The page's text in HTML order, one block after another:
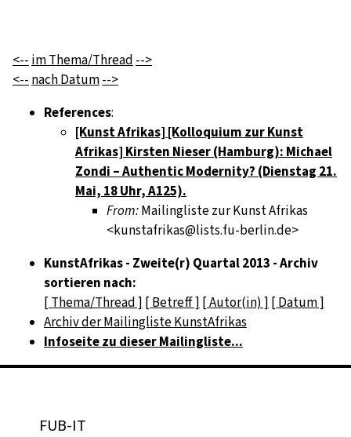
<-- im Thema/Thread -->
<-- nach Datum-->
References:
[Kunst Afrikas] [Kolloquium zur Kunst
Afrikas] Kirsten Nieser (Hamburg): Michael
Zondi – Authentic Modernity? (Dienstag 21.
Mai, 18 Uhr, A125).
From:Mailingliste zur Kunst Afrikas
<kunstafrikas@lists.fu-berlin.de>
KunstAfrikas - Zweite(r) Quartal 2013 - Archiv
sortieren nach:
[ Thema/Thread ] [ Betreff ] [ Autor(in) ] [ Datum ]
Archiv der Mailingliste KunstAfrikas
Infoseite zu dieser Mailingliste...
FUB-IT